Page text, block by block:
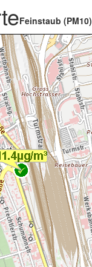
Feinstaub (PM10)